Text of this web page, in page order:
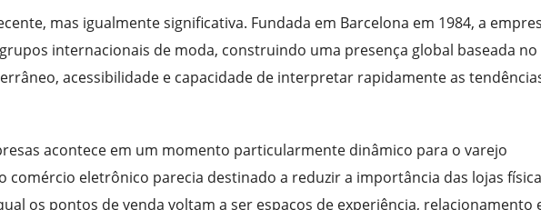
mas igualmente significativa. Fundada em Barcelona em 1984, a
internacionais de moda, construindo uma presença global baseada no
acessibilidade e capacidade de interpretar rapidamente as
acontece em um momento particularmente dinâmico para o varejo
comércio eletrônico parecia destinado a reduzir a importância das lojas
os pontos de venda voltam a ser espaços de experiência, relacionamento